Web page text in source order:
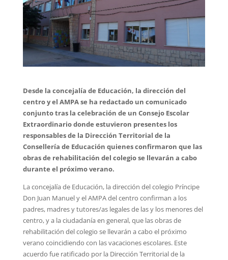
Desde la concejalía de Educación, la dirección del
centro y el AMPA se ha redactado un comunicado
conjunto tras la celebración de un Consejo Escolar
Extraordinario donde estuvieron presentes los
responsables de la Dirección Territorial de la
Consellería de Educación quienes confirmaron que las
obras de rehabilitación del colegio se llevarán a cabo
durante el próximo verano.
La concejalía de Educación, la dirección del colegio Príncipe
Don Juan Manuel y el AMPA del centro confirman a los
padres, madres y tutores/as legales de las y los menores del
centro, y a la ciudadanía en general, que las obras de
rehabilitación del colegio se llevarán a cabo el próximo
verano coincidiendo con las vacaciones escolares. Este
acuerdo fue ratificado por la Dirección Territorial de la